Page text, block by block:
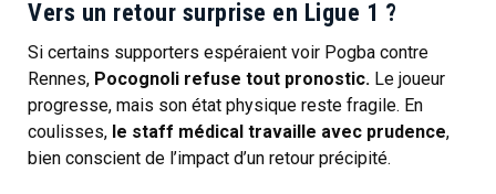
Vers un retour surprise en Ligue 1 ?
Si certains supporters espéraient voir Pogba contre
Rennes, Pocognoli refuse tout pronostic. Le joueur
progresse, mais son état physique reste fragile. En
coulisses, le staff médical travaille avec prudence,
bien conscient de l’impact d’un retour précipité.